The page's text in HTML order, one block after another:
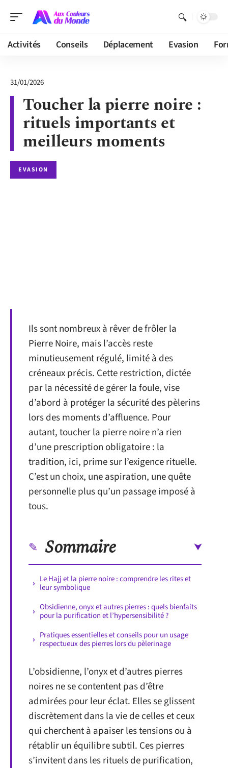
Activités Conseils Déplacement Evasion
31/01/2026
Toucher la pierre noire :
rituels importants et
meilleurs moments
EVASION
Ils sont nombreux à rêver de frôler la
Pierre Noire, mais l’accès reste
minutieusement régulé, limité à des
créneaux précis. Cette restriction, dictée
par la nécessité de gérer la foule, vise
d’abord à protéger la sécurité des pèlerins
lors des moments d’affluence. Pour
autant, toucher la pierre noire n’a rien
d’une prescription obligatoire : la
tradition, ici, prime sur l’exigence rituelle.
C’est un choix, une aspiration, une quête
personnelle plus qu’un passage imposé à
tous.
Sommaire
Le Hajj et la pierre noire : comprendre les rites et
leur symbolique
Obsidienne, onyx et autres pierres : quels bienfaits
pour la purification et l’hypersensibilité ?
Pratiques essentielles et conseils pour un usage
respectueux des pierres lors du pèlerinage
L’obsidienne, l’onyx et d’autres pierres
noires ne se contentent pas d’être
admirées pour leur éclat. Elles se glissent
discrètement dans la vie de celles et ceux
qui cherchent à apaiser les tensions ou à
rétablir un équilibre subtil. Ces pierres
s’invitent dans les rituels de purification,